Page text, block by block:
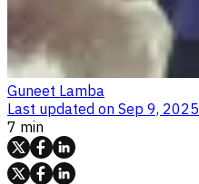
Guneet Lamba
Last updated on Sep 9, 2025
7 min